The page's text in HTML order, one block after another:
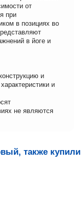
от
при
в позициях во
в йоге и
и
и
не являются
также купили